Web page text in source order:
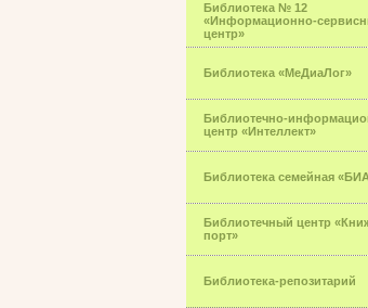
Библиотека № 12
«Информационно-
центр»
Библиотека «МеДиаЛог»
Библиотечно-
центр «Интеллект»
Библиотека семейная
Библиотечный центр
порт»
Библиотека-репозитарий